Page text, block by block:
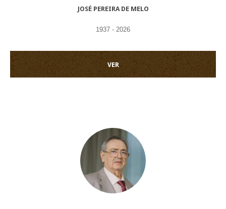
JOSÉ PEREIRA DE MELO
1937 - 2026
VER